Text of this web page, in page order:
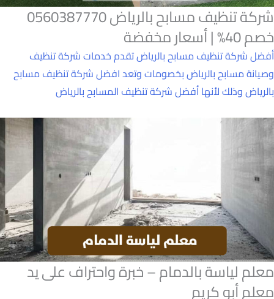
شركة تنظيف مسابح بالرياض 0560387770
خصم 40% | أسعار مخفضة
أفضل شركة تنظيف مسابح بالرياض تقدم خدمات شركة تنظيف
وصيانة مسابح بالرياض بخصومات وتعد افضل شركة تنظيف مسابح
بالرياض وذلك لأنها أفضل شركة تنظيف المسابح بالرياض
معلم لياسة بالدمام – خبرة واحتراف على يد
معلم أبو كريم